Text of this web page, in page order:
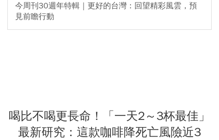
今周刊30週年特輯｜更好的台灣：回望精彩風雲，預
見前瞻行動
喝比不喝更長命！「一天2～3杯最佳」
最新研究：這款咖啡降死亡風險近3